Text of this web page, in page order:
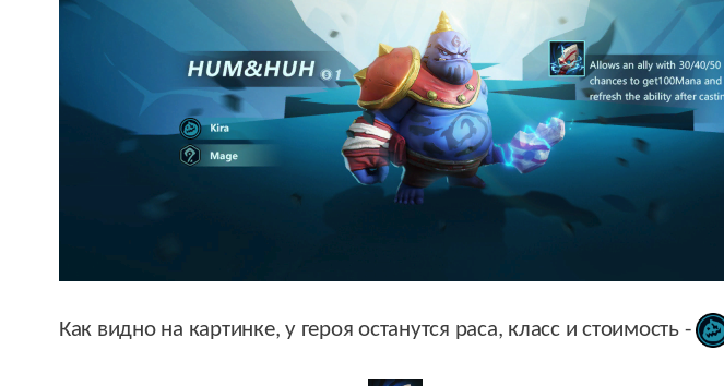
Как видно на картинке, у героя останутся раса, класс и стоимость -